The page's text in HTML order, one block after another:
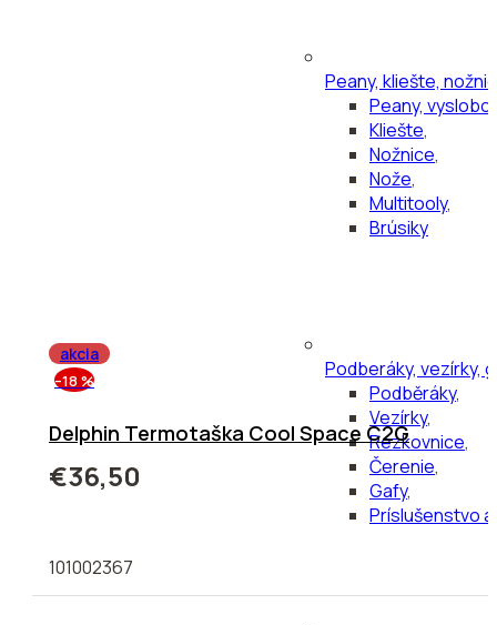
Peany, kliešte,
Peany,
Kliešte,
Nožnice,
Nože,
Multitooly,
Brúsiky
Podberáky, vezírky,
Podběráky,
Vezírky,
Rezkovnice,
Čerenie,
Gafy,
Príslušenstvo
akcia
–18 %
Delphin Termotaška Cool Space C2G
€36,50
101002367